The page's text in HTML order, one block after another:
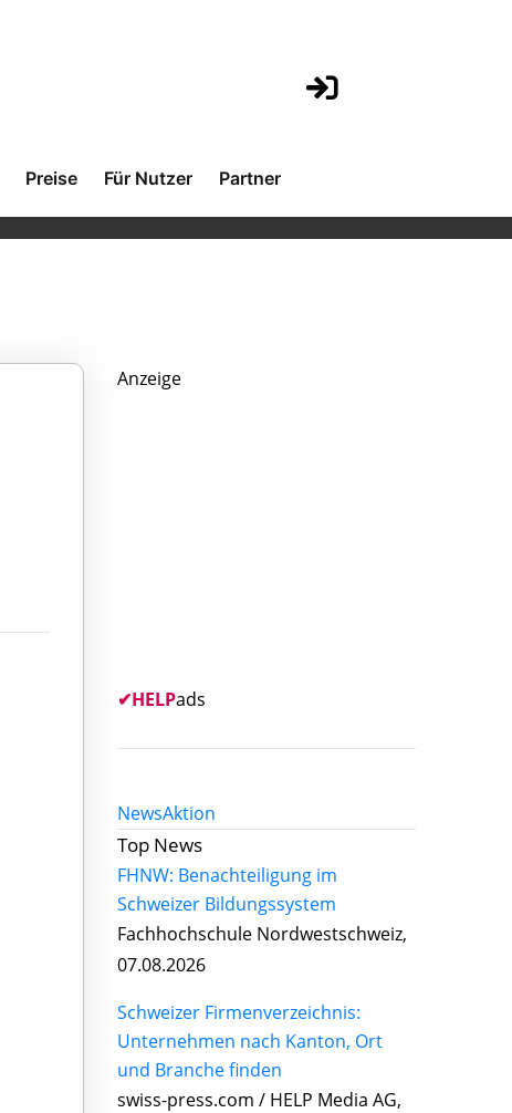
Preise Für Nutzer Partner
Anzeige
✔HELPads
NewsAktion
Top News
FHNW: Benachteiligung im
Schweizer Bildungssystem
Fachhochschule Nordwestschweiz,
07.08.2026
Schweizer Firmenverzeichnis:
Unternehmen nach Kanton, Ort
und Branche finden
swiss-press.com / HELP Media AG,